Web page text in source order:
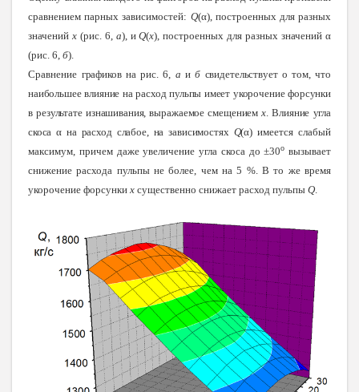
сравнением парных зависимостей: Q(α), построенных для разных
значений x(рис. 6, а), иQ(x), построенных для разных значений α
(рис. 6, б).
Сравнение графиков на рис. 6, а иб свидетельствует о том, что
наибольшее влияние на расход пульпы имеет укорочение форсунки
в результате изнашивания, выражаемое смещениемx . Влияние угла
скоса α на расход слабое, на зависимостях Q(α)имеется слабый
максимум, причем даже увеличение угла скоса до ±30о вызывает
снижение расхода пульпы не более, чем на 5 %. В то же время
укорочение форсунки x существенно снижает расход пульпы Q.